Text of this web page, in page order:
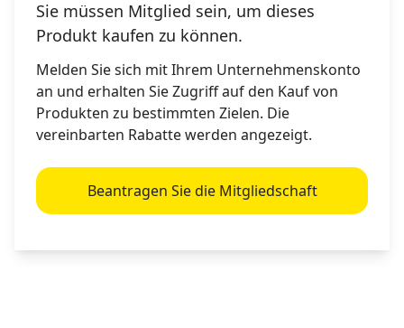
Sie müssen Mitglied sein, um dieses
Produkt kaufen zu können.
Melden Sie sich mit Ihrem Unternehmenskonto
an und erhalten Sie Zugriff auf den Kauf von
Produkten zu bestimmten Zielen. Die
vereinbarten Rabatte werden angezeigt.
Beantragen Sie die Mitgliedschaft